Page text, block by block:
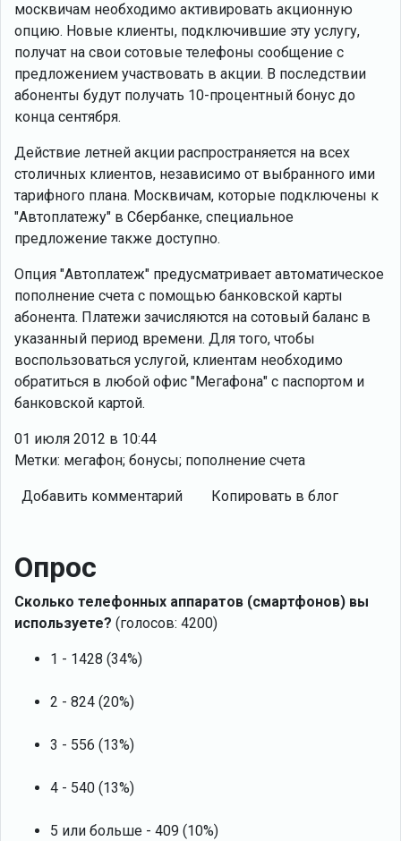
москвичам необходимо активировать акционную
опцию. Новые клиенты, подключившие эту услугу,
получат на свои сотовые телефоны сообщение с
предложением участвовать в акции. В последствии
абоненты будут получать 10-процентный бонус до
конца сентября.
Действие летней акции распространяется на всех
столичных клиентов, независимо от выбранного ими
тарифного плана. Москвичам, которые подключены к
"Автоплатежу" в Сбербанке, специальное
предложение также доступно.
Опция "Автоплатеж" предусматривает автоматическое
пополнение счета с помощью банковской карты
абонента. Платежи зачисляются на сотовый баланс в
указанный период времени. Для того, чтобы
воспользоваться услугой, клиентам необходимо
обратиться в любой офис "Мегафона" с паспортом и
банковской картой.
01 июля 2012 в 10:44
Метки: мегафон; бонусы; пополнение счета
Добавить комментарий Копировать в блог
Опрос
Сколько телефонных аппаратов (смартфонов) вы
используете? (голосов: 4200)
1 - 1428 (34%)
2 - 824 (20%)
3 - 556 (13%)
4 - 540 (13%)
5 или больше - 409 (10%)